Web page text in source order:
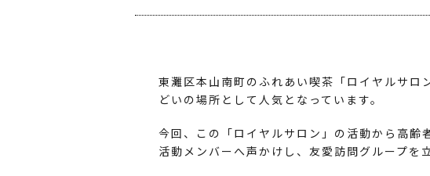
東灘区本山南町のふれあい喫茶「ロイヤルサ
どいの場所として人気となっています。
今回、この「ロイヤルサロン」の活動から高齢
活動メンバーへ声かけし、友愛訪問グループを